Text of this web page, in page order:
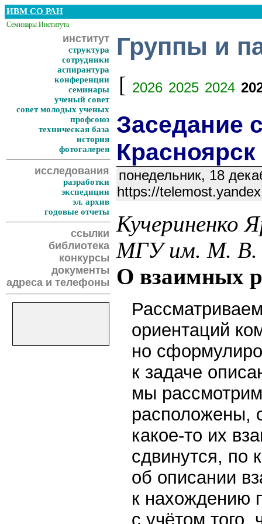
ИВМ СО РАН
Семинары Института
институт
структура
сотрудники
аспирантура
конференции
семинары
ученый совет
совет молодых ученых
профсоюз
техническая база
история
фотогалерея
исследования
разработки
экспедиции
эл. архив
годовые отчеты
ссылки
библиотека
конкурсы
документы
адреса и телефоны
Группы и
[ 2026 2025 2024
Заседание
Красноярск
понедельник, 18
https://
Кучериненко
МГУ им. М. В.
О взаимных
ориентаций
но
к задаче
мы
расположены,
какое-то их
сдвинутся, по
об описании
к нахождению
с учётом